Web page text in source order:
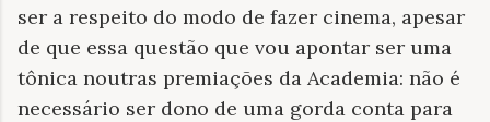
ser a respeito do modo de fazer cinema, apesar
de que essa questão que vou apontar ser uma
tônica noutras premiações da Academia: não é
necessário ser dono de uma gorda conta para